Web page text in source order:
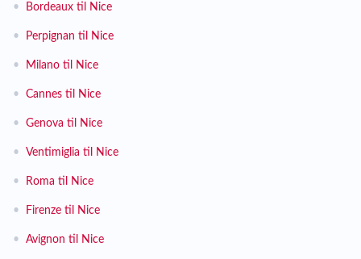
• Bordeaux til Nice
• Perpignan til Nice
• Milano til Nice
• Cannes til Nice
• Genova til Nice
• Ventimiglia til Nice
• Roma til Nice
• Firenze til Nice
• Avignon til Nice